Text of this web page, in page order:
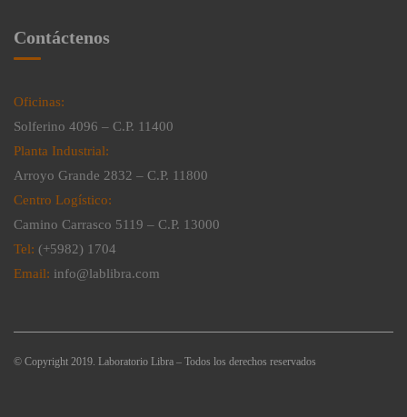
Contáctenos
Oficinas:
Solferino 4096 – C.P. 11400
Planta Industrial:
Arroyo Grande 2832 – C.P. 11800
Centro Logístico:
Camino Carrasco 5119 – C.P. 13000
Tel: (+5982) 1704
Email: info@lablibra.com
© Copyright 2019. Laboratorio Libra – Todos los derechos reservados